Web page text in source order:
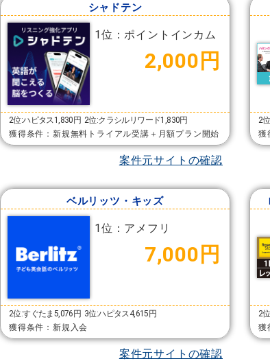
シャドテン
1位：ポイントインカム
2,000円
2位:ハピタス1,830円 2位:クラシルリワード1,830円
獲得条件：新規無料トライアル受講＋月額プラン開始
案件元サイトの確認
2
獲
ベルリッツ・キッズ
1位：アメフリ
7,000円
2位:すぐたま5,076円 3位:ハピタス4,615円
獲得条件：新規入会
案件元サイトの確認
2
獲